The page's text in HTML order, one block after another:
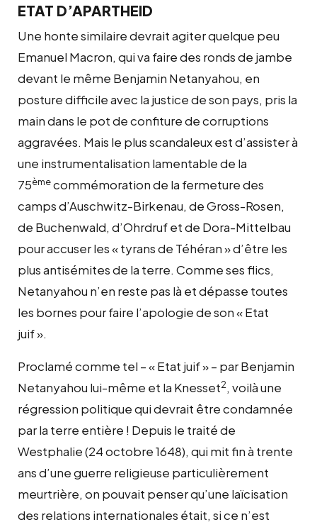
ETAT D’APARTHEID
Une honte similaire devrait agiter quelque peu
Emanuel Macron, qui va faire des ronds de jambe
devant le même Benjamin Netanyahou, en
posture difficile avec la justice de son pays, pris la
main dans le pot de confiture de corruptions
aggravées. Mais le plus scandaleux est d’assister à
une instrumentalisation lamentable de la
75èmecommémoration de la fermeture des
camps d’Auschwitz-Birkenau, de Gross-Rosen,
de Buchenwald, d’Ohrdruf et de Dora-Mittelbau
pour accuser les « tyrans de Téhéran » d’être les
plus antisémites de la terre. Comme ses flics,
Netanyahou n’en reste pas là et dépasse toutes
les bornes pour faire l’apologie de son « Etat
juif ».
Proclamé comme tel – « Etat juif » – par Benjamin
Netanyahou lui-même et la Knesset2, voilà une
régression politique qui devrait être condamnée
par la terre entière ! Depuis le traité de
Westphalie (24 octobre 1648), qui mit fin à trente
ans d’une guerre religieuse particulièrement
meurtrière, on pouvait penser qu’une laïcisation
des relations internationales était, si ce n’est